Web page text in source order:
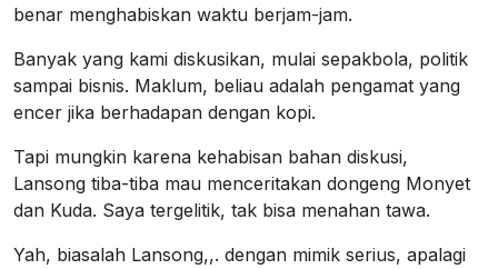
benar menghabiskan waktu berjam-jam.
Banyak yang kami diskusikan, mulai sepakbola, politik
sampai bisnis. Maklum, beliau adalah pengamat yang
encer jika berhadapan dengan kopi.
Tapi mungkin karena kehabisan bahan diskusi,
Lansong tiba-tiba mau menceritakan dongeng Monyet
dan Kuda. Saya tergelitik, tak bisa menahan tawa.
Yah, biasalah Lansong,,. dengan mimik serius, apalagi